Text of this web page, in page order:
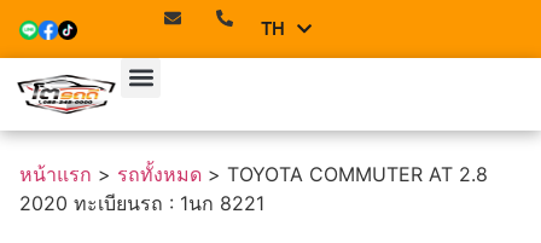
TH
EN
หน้าแรก > รถทั้งหมด > TOYOTA COMMUTER AT 2.8
2020 ทะเบียนรถ : 1นก 8221